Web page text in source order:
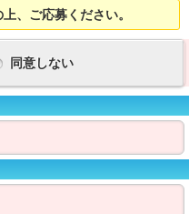
、ご応募ください。
同意しない